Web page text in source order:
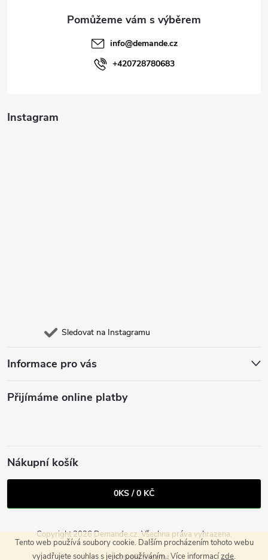
Tento web používá soubory cookie. Dalším procházením tohoto webu
vyjadřujete souhlas s jejich používáním.. Více informacízde.
Instagram
Sledovat na Instagramu
Informace pro vás
Přijímáme online platby
Nákupní košík
0KS /0 KČ
info@demande.cz
+420728780683
Vytvořil Shoptet
Copyright 2026 Demande.cz. Všechna práva vyhrazena.